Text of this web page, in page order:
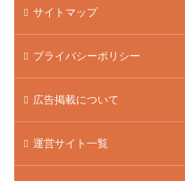
サイトマップ
プライバシーポリシー
広告掲載について
運営サイト一覧